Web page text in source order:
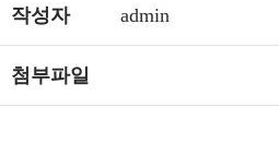
작성자 admin
첨부파일